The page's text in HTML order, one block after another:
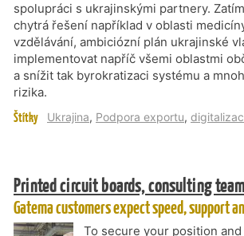
spolupráci s ukrajinskými partnery.
chytrá řešení například v oblasti
vzdělávání, ambiciózní plán ukrajinské
implementovat napříč všemi oblastmi
a snížit tak byrokratizaci systému a
rizika.
Štítky Ukrajina, Podpora exportu,
Printed circuit boards, consulting
Gatema customers expect speed, support
To secure your position